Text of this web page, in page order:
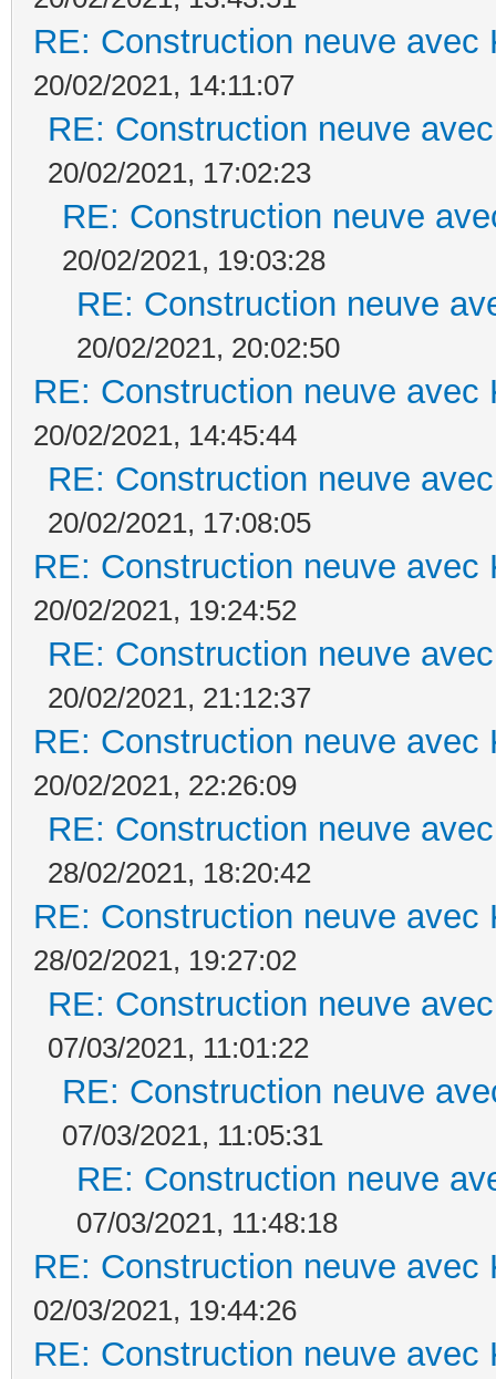
RE: Construction neuve avec
20/02/2021, 14:11:07
RE: Construction neuve
20/02/2021, 17:02:23
RE: Construction neuve
20/02/2021, 19:03:28
RE: Construction neuve
20/02/2021, 20:02:50
RE: Construction neuve avec
20/02/2021, 14:45:44
RE: Construction neuve
20/02/2021, 17:08:05
RE: Construction neuve avec
20/02/2021, 19:24:52
RE: Construction neuve
20/02/2021, 21:12:37
RE: Construction neuve avec
20/02/2021, 22:26:09
RE: Construction neuve
28/02/2021, 18:20:42
RE: Construction neuve avec
28/02/2021, 19:27:02
RE: Construction neuve
07/03/2021, 11:01:22
RE: Construction neuve
07/03/2021, 11:05:31
RE: Construction neuve
07/03/2021, 11:48:18
RE: Construction neuve avec
02/03/2021, 19:44:26
RE: Construction neuve avec